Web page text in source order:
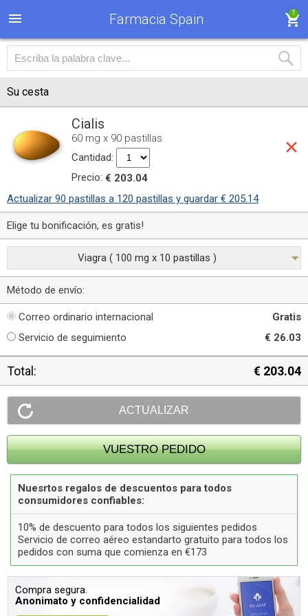
Farmacia Spain 1
Su cesta
Cialis
60 mg x 90 pastillas
Cantidad:
Precio: € 203.04
Actualizar 90 pastillas a 120 pastillas y guardar € 205.14
Elige tu bonificación, es gratis!
Viagra ( 100 mg x 10 pastillas )
Método de envío:
Correo ordinario internacional
Gratis
Servicio de seguimiento
€ 26.03
Total: € 203.04
Nuesrtos regalos de descuentos para todos
consumidores confiables:
10% de descuento para todos los siguientes pedidos
Servicio de correo aéreo estandarto gratuito para todos los
pedidos con suma que comienza en €173
Compra segura.
Anonimato y confidencialidad